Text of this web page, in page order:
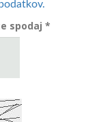
spodaj *